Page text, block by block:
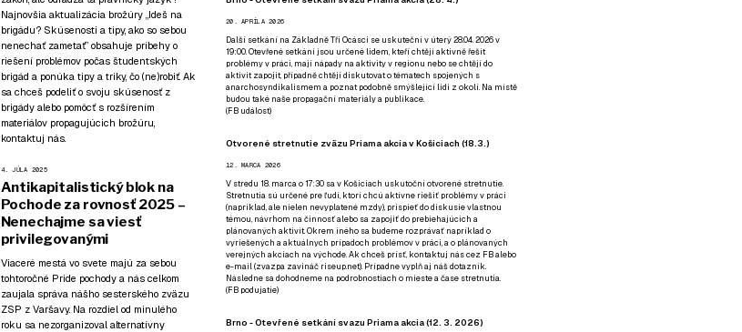
Najnovšia aktualizácia brožúry „Ideš na
brigádu? Skúsenosti a tipy, ako so sebou
nenechať zametať” obsahuje príbehy o
riešení problémov počas študentských
brigád a ponúka tipy a triky, čo (ne)robiť. Ak
sa chceš podeliť o svoju skúsenosť z
brigády alebo pomôcť s rozšírením
materiálov propagujúcich brožúru,
kontaktuj nás.
4. JÚLA 2025
Antikapitalistický blok na
Pochode za rovnosť 2025 –
Nenechajme sa viesť
privilegovanými
Viaceré mestá vo svete majú za sebou
tohtoročné Pride pochody a nás celkom
zaujala správa nášho sesterského zväzu
ZSP z Varšavy. Na rozdiel od minulého
roku sa nezorganizoval alternatívny
20. APRÍLA 2026
Další setkání na Základně Tři Ocásci se uskuteční v úterý 28.04. 2026 v
19:00. Otevřené setkání jsou určené lidem, kteří chtějí aktivně řešit
problémy v práci, mají nápady na aktivity v regionu nebo se chtějí do
aktivit zapojit, případně chtějí diskutovat o tématech spojených s
anarchosyndikalismem a poznat podobně smýšlející lidi z okolí. Na místě
budou také naše propagační materiály a publikace.
(FB událost)
Otvorené stretnutie zväzu Priama akcia v Košiciach (18.3.)
12. MARCA 2026
V stredu 18. marca o 17:30 sa v Košiciach uskutoční otvorené stretnutie.
Stretnutia sú určené pre ľudí, ktorí chcú aktívne riešiť problémy v práci
(napríklad, ale nielen nevyplatené mzdy), prispieť do diskusie vlastnou
témou, návrhom na činnosť alebo sa zapojiť do prebiehajúcich a
plánovaných aktivít. Okrem iného sa budeme rozprávať napríklad o
vyriešených a aktuálnych prípadoch problémov v práci, a o plánovaných
verejných akciach na východe. Ak chceš prísť, kontaktuj nás cez FBalebo
e-mail (zvazpa zavináč riseup.net). Prípadnevyplň aj náš dotazník.
Následne sa dohodneme na podrobnostiach o mieste a čase stretnutia.
(FB podujatie)
Brno - Otevřené setkání svazu Priama akcia (12. 3. 2026)